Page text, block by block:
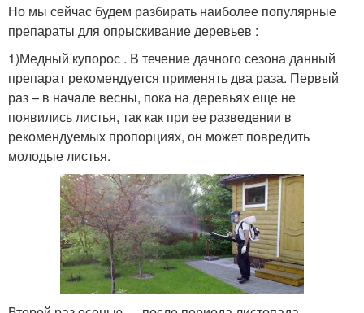
Но мы сейчас будем разбирать наиболее популярные
препараты для опрыскивание деревьев :
1)Медный купорос . В течение дачного сезона данный
препарат рекомендуется применять два раза. Первый
раз – в начале весны, пока на деревьях еще не
появились листья, так как при ее разведении в
рекомендуемых пропорциях, он может повредить
молодые листья.